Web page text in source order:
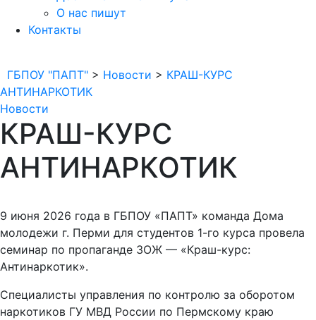
О нас пишут
Контакты
ГБПОУ "ПАПТ" > Новости > КРАШ-КУРС
АНТИНАРКОТИК
Новости
КРАШ-КУРС
АНТИНАРКОТИК
9 июня 2026 года в ГБПОУ «ПАПТ» команда Дома
молодежи г. Перми для студентов 1-го курса провела
семинар по пропаганде ЗОЖ — «Краш-курс:
Антинаркотик».
Специалисты управления по контролю за оборотом
наркотиков ГУ МВД России по Пермскому краю